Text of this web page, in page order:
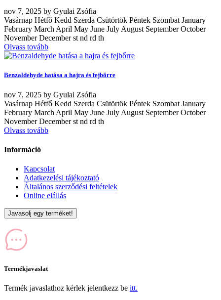
nov 7, 2025 by Gyulai Zsófia
Vasárnap Hétfő Kedd Szerda Csütörtök Péntek Szombat January
February March April May June July August September October
November December st nd rd th
Olvass tovább
Benzaldehyde hatása a hajra és fejbőrre
nov 7, 2025 by Gyulai Zsófia
Vasárnap Hétfő Kedd Szerda Csütörtök Péntek Szombat January
February March April May June July August September October
November December st nd rd th
Olvass tovább
Információ
Kapcsolat
Adatkezelési tájékoztató
Általános szerződési feltételek
Online elállás
Javasolj egy terméket!
Termékjavaslat
Termék javaslathoz kérlek jelentkezz be itt.